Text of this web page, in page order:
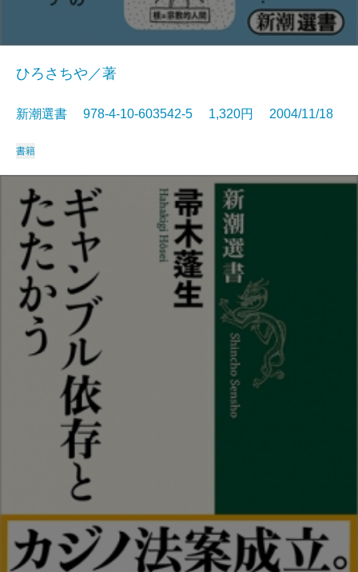
ひろさちや／著
新潮選書 978-4-10-603542-5 1,320円 2004/11/18
書籍